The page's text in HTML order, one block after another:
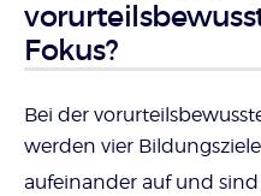
Fokus?
Bei der
werden vier
aufeinander auf und